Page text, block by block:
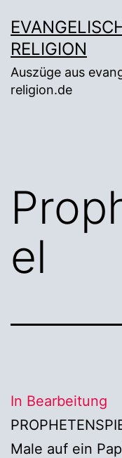
Inhalt
springen
RELIGION
Auszüge aus
religion.de
el
In Bearbeitung
Male auf ein